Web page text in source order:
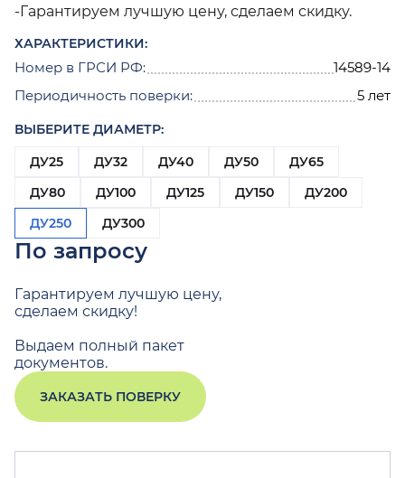
-Гарантируем лучшую цену, сделаем скидку.
ХАРАКТЕРИСТИКИ:
Номер в ГРСИ РФ:
14589-14
Периодичность поверки:
5 лет
ВЫБЕРИТЕ ДИАМЕТР:
ДУ25
ДУ32 ДУ40 ДУ50
ДУ65
ДУ80
ДУ100 ДУ125 ДУ150
ДУ200
ДУ250
ДУ300
По запросу
Гарантируем лучшую цену,
сделаем скидку!
Выдаем полный пакет
документов.
ЗАКАЗАТЬ ПОВЕРКУ